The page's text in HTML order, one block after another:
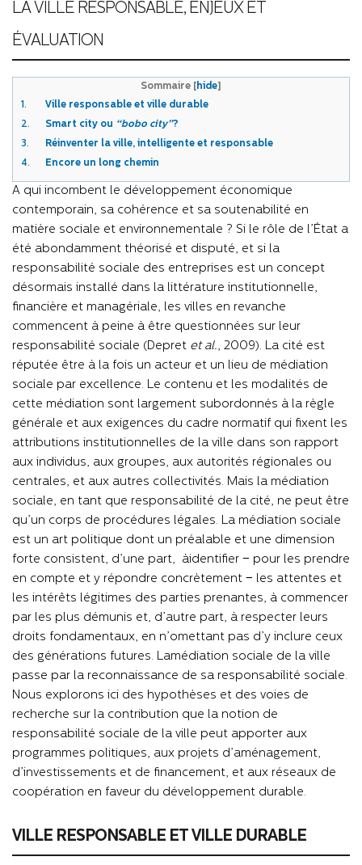
LA VILLE RESPONSABLE, ENJEUX ET
ÉVALUATION
Sommaire [hide]
1.
Ville responsable et ville durable
2.
Smart city ou “bobo city”?
3.
Réinventer la ville, intelligente et responsable
4.
Encore un long chemin
A qui incombent le développement économique
contemporain, sa cohérence et sa soutenabilité en
matière sociale et environnementale ? Si le rôle de l’État a
été abondamment théorisé et disputé, et si la
responsabilité sociale des entreprises est un concept
désormais installé dans la littérature institutionnelle,
financière et managériale, les villes en revanche
commencent à peine à être questionnées sur leur
responsabilité sociale (Depret et al., 2009). La cité est
réputée être à la fois un acteur et un lieu de médiation
sociale par excellence. Le contenu et les modalités de
cette médiation sont largement subordonnés à la règle
générale et aux exigences du cadre normatif qui fixent les
attributions institutionnelles de la ville dans son rapport
aux individus, aux groupes, aux autorités régionales ou
centrales, et aux autres collectivités. Mais la médiation
sociale, en tant que responsabilité de la cité, ne peut être
qu’un corps de procédures légales. La médiation sociale
est un art politique dont un préalable et une dimension
forte consistent, d’une part,
àidentifier − pour les prendre
en compte et y répondre concrètement − les attentes et
les intérêts légitimes des parties prenantes, à commencer
par les plus démunis et, d’autre part, à respecter leurs
droits fondamentaux, en n’omettant pas d’y inclure ceux
des générations futures. La
passe par la reconnaissance de sa responsabilité sociale.
Nous explorons ici des hypothèses et des voies de
recherche sur la contribution que la notion de
responsabilité sociale de la ville peut apporter aux
programmes politiques, aux projets d’aménagement,
d’investissements et de financement, et aux réseaux de
coopération en faveur du développement durable.
VILLE RESPONSABLE ET VILLE DURABLE